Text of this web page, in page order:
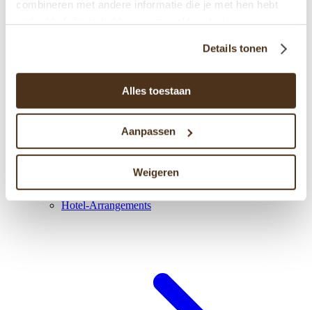
combineren met andere informatie die je met hen hebt
Details tonen
Alles toestaan
Aanpassen
Weigeren
Hotel-Arrangements